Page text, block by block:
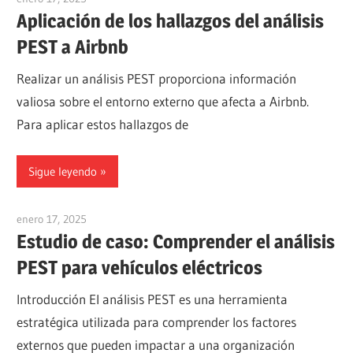
Aplicación de los hallazgos del análisis
PEST a Airbnb
Realizar un análisis PEST proporciona información
valiosa sobre el entorno externo que afecta a Airbnb.
Para aplicar estos hallazgos de
Sigue leyendo
enero 17, 2025
Estudio de caso: Comprender el análisis
PEST para vehículos eléctricos
Introducción El análisis PEST es una herramienta
estratégica utilizada para comprender los factores
externos que pueden impactar a una organización